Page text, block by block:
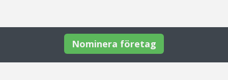
Nominera företag